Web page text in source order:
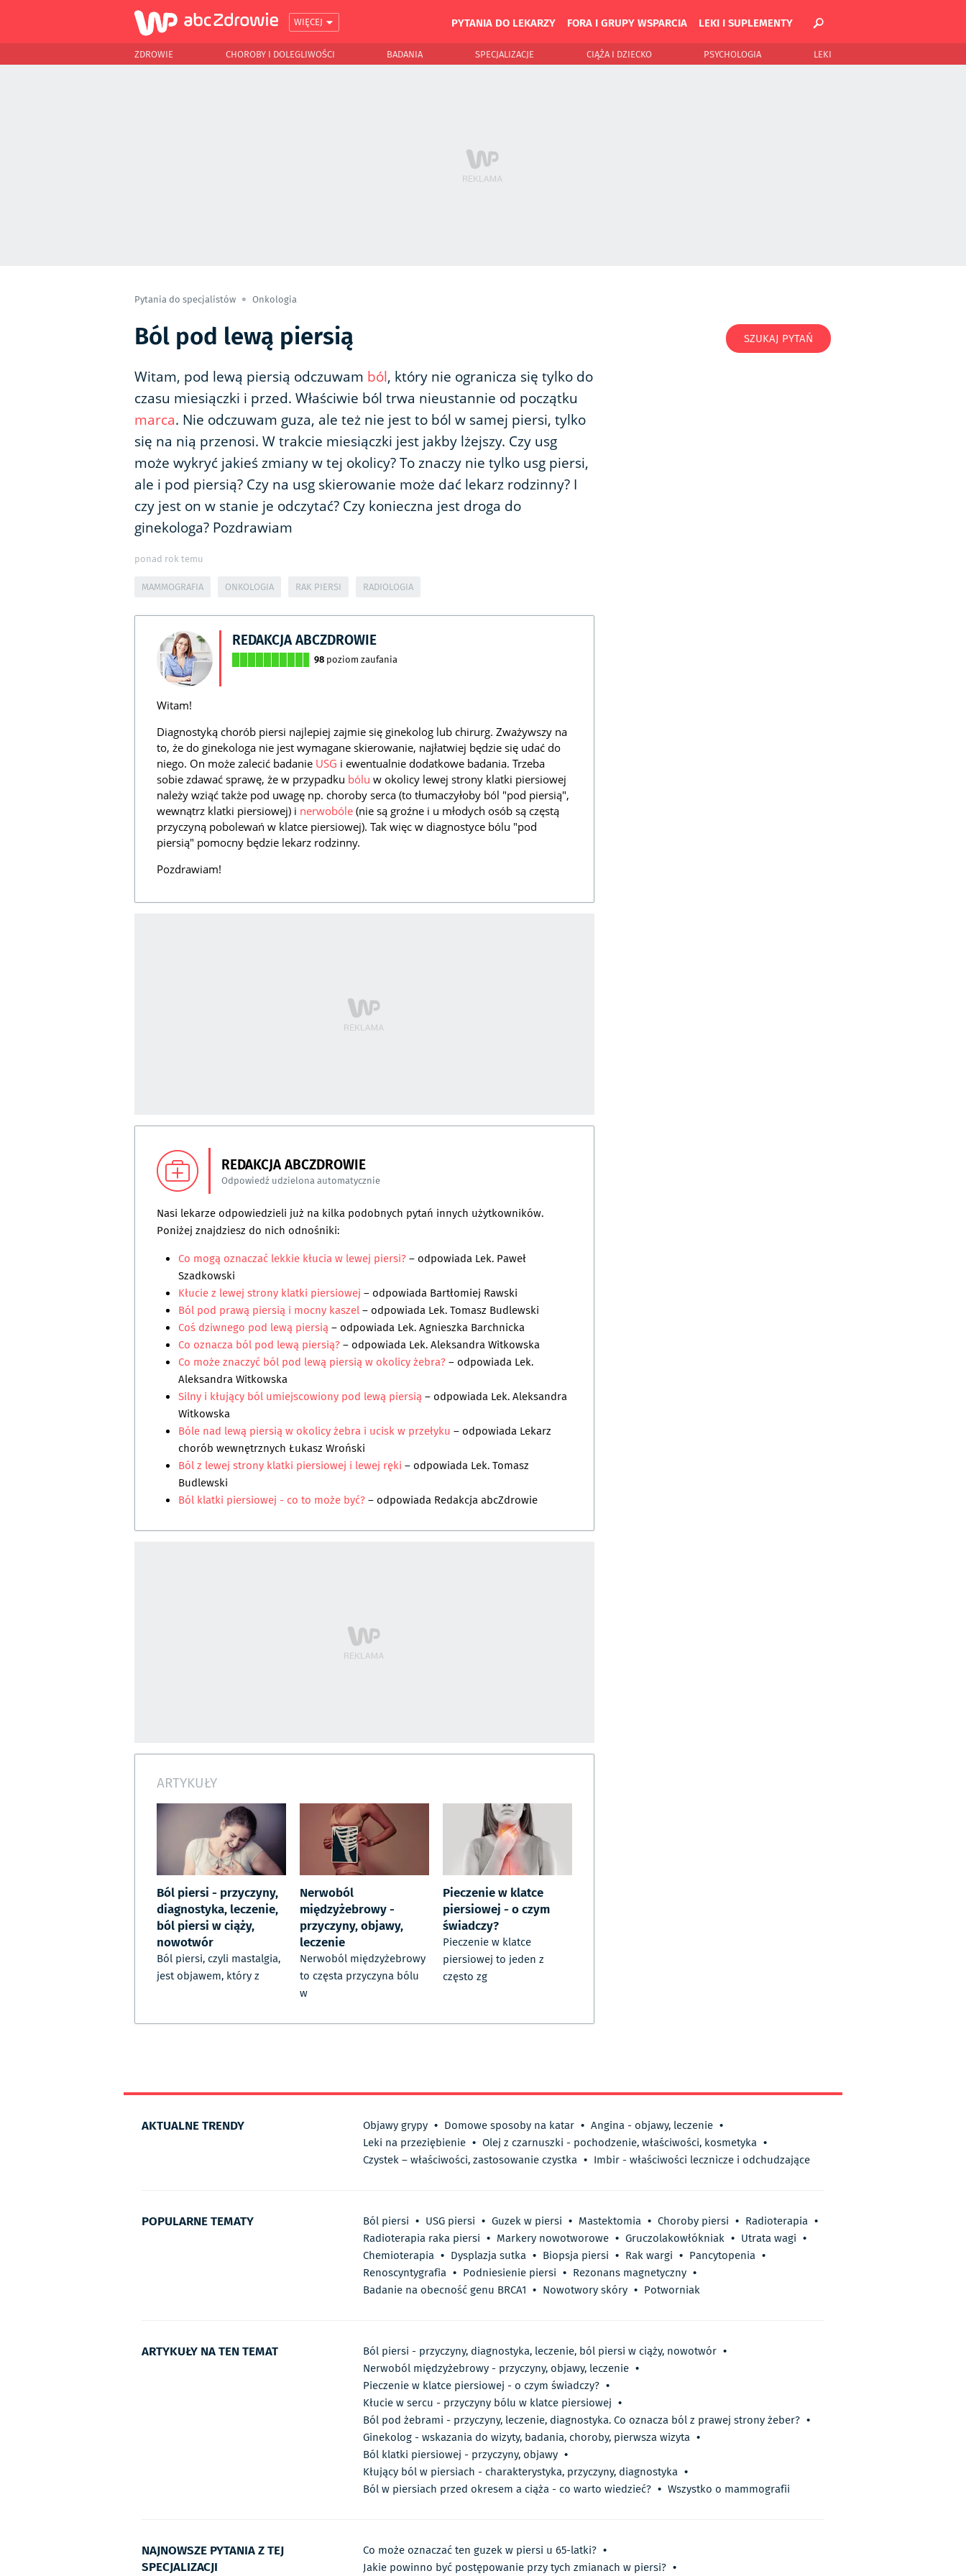
WIĘCEJ PYTANIA DO LEKARZY FORA I GRUPY WSPARCIA LEKI I SUPLEMENTY
ZDROWIE CHOROBY I DOLEGLIWOŚCI BADANIA SPECJALIZACJE CIĄŻA I DZIECKO PSYCHOLOGIA LEKI
Pytania do specjalistów Onkologia
Ból pod lewą piersią
Witam, pod lewą piersią odczuwam ból, który nie ogranicza się tylko do
czasu miesiączki i przed. Właściwie ból trwa nieustannie od początku
marca. Nie odczuwam guza, ale też nie jest to ból w samej piersi, tylko
się na nią przenosi. W trakcie miesiączki jest jakby lżejszy. Czy usg
może wykryć jakieś zmiany w tej okolicy? To znaczy nie tylko usg piersi,
ale i pod piersią? Czy na usg skierowanie może dać lekarz rodzinny? I
czy jest on w stanie je odczytać? Czy konieczna jest droga do
ginekologa? Pozdrawiam
ponad rok temu
MAMMOGRAFIA ONKOLOGIA RAK PIERSI RADIOLOGIA
REDAKCJA ABCZDROWIE
98 poziom zaufania
Witam!
Diagnostyką chorób piersi najlepiej zajmie się ginekolog lub chirurg. Zważywszy na
to, że do ginekologa nie jest wymagane skierowanie, najłatwiej będzie się udać do
niego. On może zalecić badanie USG i ewentualnie dodatkowe badania. Trzeba
sobie zdawać sprawę, że w przypadku bólu w okolicy lewej strony klatki piersiowej
należy wziąć także pod uwagę np. choroby serca (to tłumaczyłoby ból "pod piersią",
wewnątrz klatki piersiowej) i nerwobóle (nie są groźne i u młodych osób są częstą
przyczyną pobolewań w klatce piersiowej). Tak więc w diagnostyce bólu "pod
piersią" pomocny będzie lekarz rodzinny.
Pozdrawiam!
REDAKCJA ABCZDROWIE
Odpowiedź udzielona automatycznie
Nasi lekarze odpowiedzieli już na kilka podobnych pytań innych użytkowników.
Poniżej znajdziesz do nich odnośniki:
Co mogą oznaczać lekkie kłucia w lewej piersi?– odpowiada Lek. Paweł
Szadkowski
Kłucie z lewej strony klatki piersiowej – odpowiada Bartłomiej Rawski
Ból pod prawą piersią i mocny kaszel– odpowiada Lek. Tomasz Budlewski
Coś dziwnego pod lewą piersią– odpowiada Lek. Agnieszka Barchnicka
Co oznacza ból pod lewą piersią?– odpowiada Lek. Aleksandra Witkowska
Co może znaczyć ból pod lewą piersią w okolicy żebra?– odpowiada Lek.
Aleksandra Witkowska
Silny i kłujący ból umiejscowiony pod lewą piersią– odpowiada Lek. Aleksandra
Witkowska
Bóle nad lewą piersią w okolicy żebra i ucisk w przełyku – odpowiada Lekarz
chorób wewnętrznych Łukasz Wroński
Ból z lewej strony klatki piersiowej i lewej ręki – odpowiada Lek. Tomasz
Budlewski
Ból klatki piersiowej - co to może być?– odpowiada Redakcja abcZdrowie
ARTYKUŁY
Ból piersi - przyczyny,
diagnostyka, leczenie,
ból piersi w ciąży,
nowotwór
Ból piersi, czyli mastalgia,
jest objawem, który z
Nerwoból
międzyżebrowy -
przyczyny, objawy,
leczenie
Nerwoból międzyżebrowy
to częsta przyczyna bólu
w
Pieczenie w klatce
piersiowej - o czym
świadczy?
Pieczenie w klatce
piersiowej to jeden z
często zg
SZUKAJ PYTAŃ
AKTUALNE TRENDY Objawy grypy • Domowe sposoby na katar • Angina - objawy, leczenie •
Leki na przeziębienie • Olej z czarnuszki - pochodzenie, właściwości, kosmetyka •
Czystek – właściwości, zastosowanie czystka • Imbir - właściwości lecznicze i odchudzające
POPULARNE TEMATY Ból piersi • USG piersi • Guzek w piersi • Mastektomia • Choroby piersi • Radioterapia •
Radioterapia raka piersi • Markery nowotworowe • Gruczolakowłókniak • Utrata wagi •
Chemioterapia • Dysplazja sutka • Biopsja piersi • Rak wargi • Pancytopenia •
Renoscyntygrafia • Podniesienie piersi • Rezonans magnetyczny •
Badanie na obecność genu BRCA1 • Nowotwory skóry • Potworniak
ARTYKUŁY NA TEN TEMAT Ból piersi - przyczyny, diagnostyka, leczenie, ból piersi w ciąży, nowotwór •
Nerwoból międzyżebrowy - przyczyny, objawy, leczenie •
Pieczenie w klatce piersiowej - o czym świadczy? •
Kłucie w sercu - przyczyny bólu w klatce piersiowej •
Ból pod żebrami - przyczyny, leczenie, diagnostyka. Co oznacza ból z prawej strony żeber? •
Ginekolog - wskazania do wizyty, badania, choroby, pierwsza wizyta •
Ból klatki piersiowej - przyczyny, objawy •
Kłujący ból w piersiach - charakterystyka, przyczyny, diagnostyka •
Ból w piersiach przed okresem a ciąża - co warto wiedzieć? • Wszystko o mammografii
NAJNOWSZE PYTANIA Z TEJ
SPECJALIZACJI
Co może oznaczać ten guzek w piersi u 65-latki? •
Jakie powinno być postępowanie przy tych zmianach w piersi? •